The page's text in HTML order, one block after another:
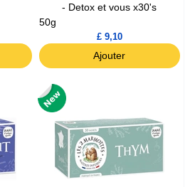
- Detox et vous x30's
50g
£ 9,10
Ajouter